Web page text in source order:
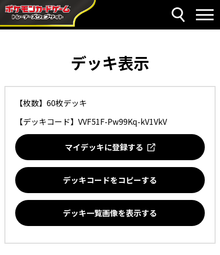
デッキ表示
【枚数】60枚デッキ
【デッキコード】 VVF51F-Pw99Kq-kV1VkV
マイデッキに登録する
デッキコードをコピーする
デッキ一覧画像を表示する